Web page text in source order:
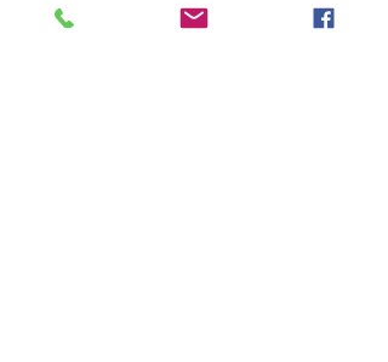
相關產品